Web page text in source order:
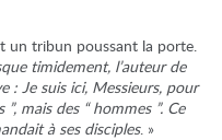
un tribun poussant la porte.
timidement, l’auteur de
: Je suis ici, Messieurs, pour
mais des “ hommes ”. Ce
à ses disciples. »